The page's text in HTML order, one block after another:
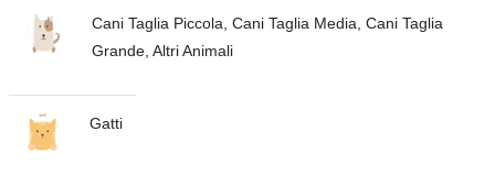
Cani Taglia Piccola, Cani Taglia Media, Cani Taglia
Grande, Altri Animali
Gatti